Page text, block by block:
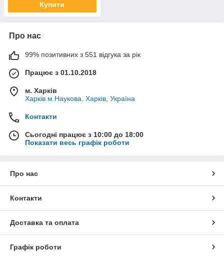
Купити
Про нас
99% позитивних з 551 відгука за рік
Працює з 01.10.2018
м. Харків
Харків м.Наукова, Харків, Україна
Контакти
Сьогодні працює з 10:00 до 18:00
Показати весь графік роботи
Про нас
Контакти
Доставка та оплата
Графік роботи